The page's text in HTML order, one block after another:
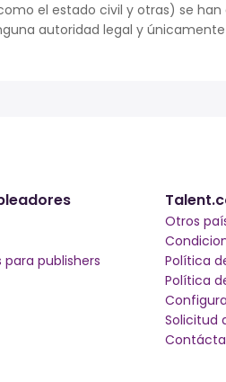
el estado civil y otras) se han
autoridad legal y
para publishers
Otros
Política
Política
Solicitud